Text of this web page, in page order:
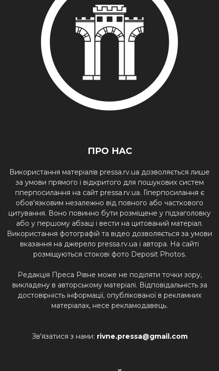
ПРО НАС
Використання матеріалів pressa.rv.ua дозволяється лише
за умови прямого і відкритого для пошукових систем
гіперпосилання на сайт pressa.rv.ua. Гіперпосилання є
обов'язковим незалежно від повного або часткового
цитування. Воно повинно бути розміщене у підзаголовку
або у першому абзаці і вести на цитований матеріал.
Використання фотографій та відео дозволяється за умови
вказання на джерело pressa.rv.ua і автора. На сайті
розміщуються стокові фото Deposit Photos.
Редакція Преса Рівне може не поділяти точки зору,
викладену в авторському матеріалі. Відповідальність за
достовірність інформації, опублікованої в рекламних
матеріалах, несе рекламодавець.
Зв'язатися з нами: rivne.pressa@gmail.com